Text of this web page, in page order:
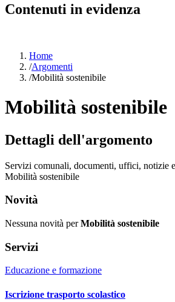
Contenuti in evidenza
Home
/Argomenti
/Mobilità sostenibile
Mobilità sostenibile
Dettagli dell'argomento
Servizi comunali, documenti, uffici, notizie
Mobilità sostenibile
Novità
Nessuna novità perMobilità sostenibile
Servizi
Educazione e formazione
Iscrizione trasporto scolastico